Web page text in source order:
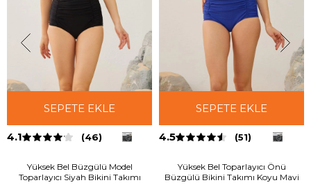
SEPETE EKLE
4.1 (46)
Yüksek Bel Büzgülü Model
Toparlayıcı Siyah Bikini Takımı
SEPETE EKLE
4.5 (51)
Yüksek Bel Toparlayıcı Önü
Büzgülü Bikini Takımı Koyu Mavi